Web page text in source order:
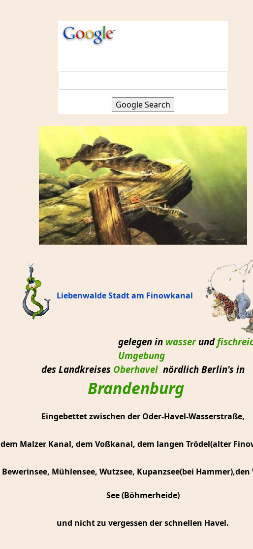
LiebenwaldeStadt am Finowkanal
gelegen in wasserund
Umgebung
des LandkreisesOberhavelnördlich Berlin's in
Brandenburg
Eingebettet zwischen der Oder-Havel-Wasserstraße,
dem Malzer Kanal, dem Voßkanal, dem langen Trödel(alter
Bewerinsee, Mühlensee, Wutzsee, Kupanzsee(bei Hammer),den
See (Böhmerheide)
und nicht zu vergessen der schnellen Havel.